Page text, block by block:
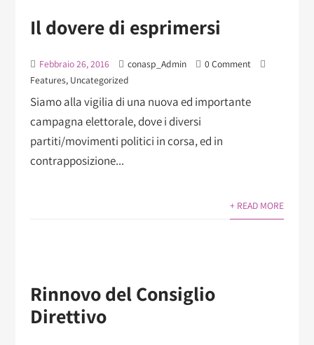
Il dovere di esprimersi
Febbraio 26, 2016 conasp_Admin
0 Comment
Features, Uncategorized
Siamo alla vigilia di una nuova ed importante
campagna elettorale, dove i diversi
partiti/movimenti politici in corsa, ed in
contrapposizione...
+ READ MORE
Rinnovo del Consiglio
Direttivo